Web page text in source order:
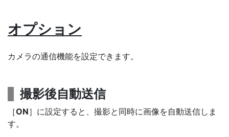
オプション
カメラの通信機能を設定できます。
撮影後自動送信
［ON］に設定すると、撮影と同時に画像を自動送信しま
す。